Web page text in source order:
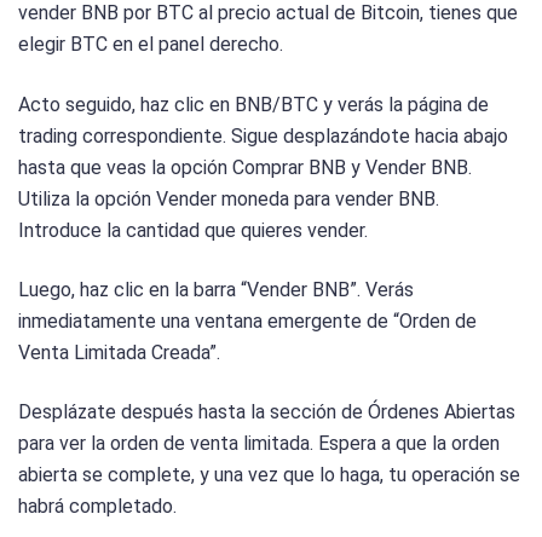
vender BNB por BTC al precio actual de Bitcoin, tienes que
elegir BTC en el panel derecho.
Acto seguido, haz clic en BNB/BTC y verás la página de
trading correspondiente. Sigue desplazándote hacia abajo
hasta que veas la opción Comprar BNB y Vender BNB.
Utiliza la opción Vender moneda para vender BNB.
Introduce la cantidad que quieres vender.
Luego, haz clic en la barra “Vender BNB”. Verás
inmediatamente una ventana emergente de “Orden de
Venta Limitada Creada”.
Desplázate después hasta la sección de Órdenes Abiertas
para ver la orden de venta limitada. Espera a que la orden
abierta se complete, y una vez que lo haga, tu operación se
habrá completado.